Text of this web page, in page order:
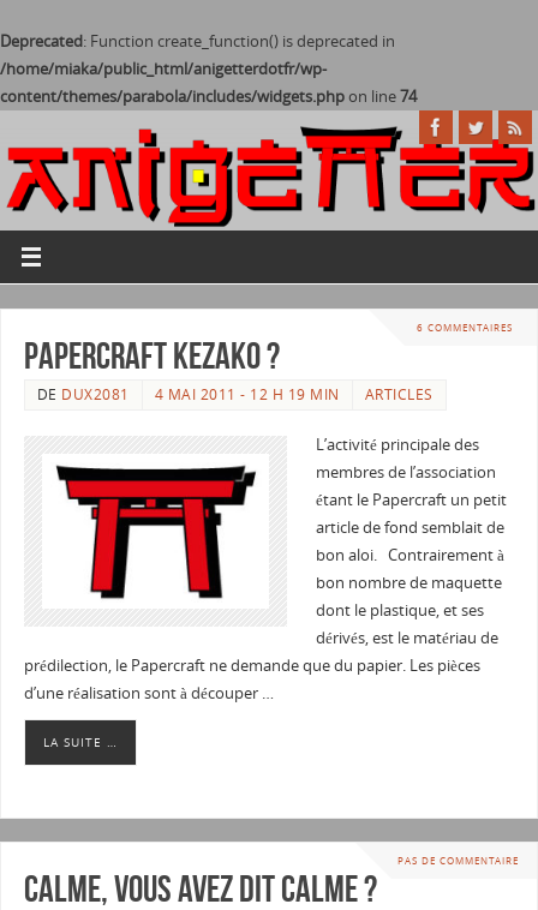
Deprecated: Function create_function() is deprecated in
/home/miaka/public_html/anigetterdotfr/wp-
content/themes/parabola/includes/widgets.phpon line74
6 COMMENTAIRES
Papercraft Kezako ?
DE DUX2081 4 MAI 2011 - 12 H 19 MIN ARTICLES
L’activité principale des
membres de l’association
étant le Papercraft un petit
article de fond semblait de
bon aloi. Contrairement à
bon nombre de maquette
dont le plastique, et ses
dérivés, est le matériau de
prédilection, le Papercraft ne demande que du papier. Les pièces
d’une réalisation sont à découper …
LA SUITE …
PAS DE COMMENTAIRE
Calme, vous avez dit calme ?